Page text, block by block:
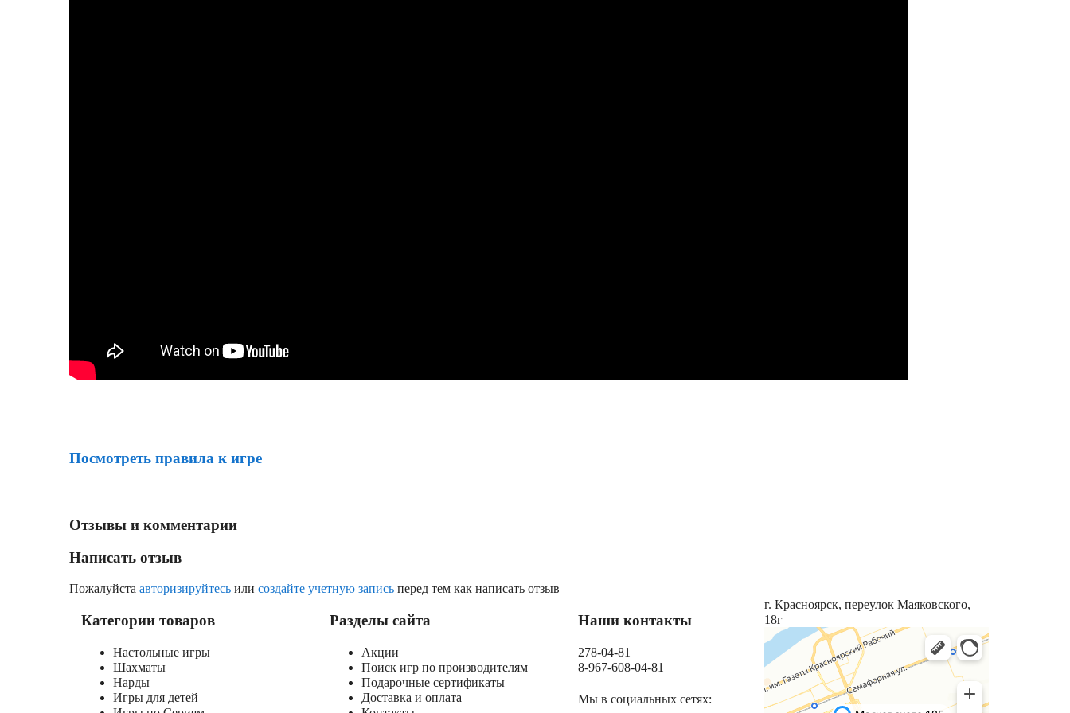
Посмотреть правила к игре
Отзывы и комментарии
Написать отзыв
Пожалуйста авторизируйтесь или создайте учетную запись перед тем как написать отзыв
Категории товаров
Настольные игры
Шахматы
Нарды
Игры для детей
Разделы сайта
Акции
Поиск игр по производителям
Подарочные сертификаты
Доставка и оплата
Наши контакты
278-04-81
8-967-608-04-81
Мы в социальных сетях:
г. Красноярск, переулок Маяковского,
18г